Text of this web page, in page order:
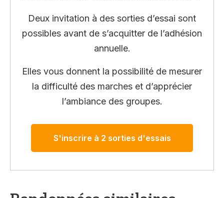
Deux invitation à des sorties d’essai sont
possibles avant de s’acquitter de l’adhésion
annuelle.
Elles vous donnent la possibilité de mesurer
la difficulté des marches et d’apprécier
l’ambiance des groupes.
S'inscrire à 2 sorties d'essais